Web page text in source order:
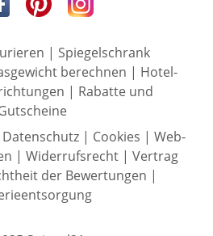
| Spiegelschrank
berechnen | Hotel-
| Rabatte und
Datenschutz| Cookies | Web-
| Widerrufsrecht| Vertrag
der Bewertungen |